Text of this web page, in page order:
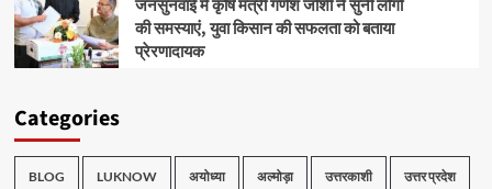
जनसुनवाई में कृषि मंत्री गणेश जोशी ने सुनीं लोगों
की समस्याएं, युवा किसान की सफलता को बताया
प्रेरणादायक
Categories
BLOG LUKNOW अयोध्या अल्मोड़ा उत्तरकाशी उत्तर प्रदेश